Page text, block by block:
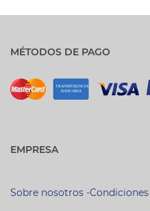
MÉTODOS DE PAGO
EMPRESA
Sobre nosotros -